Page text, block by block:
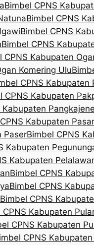
Bimbel CPNS
Bimbel CPNS
Bimbel CPNS
Bimbel CPNS
CPNS Kabupaten
Komering Ulu
CPNS Kabupaten
CPNS Kabupaten
Kabupaten
Kabupaten
PaserBimbel CPNS
Kabupaten
Kabupaten
Bimbel CPNS
Bimbel CPNS
Bimbel CPNS
CPNS Kabupaten
CPNS Kabupaten
CPNS